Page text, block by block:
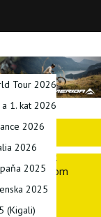
Tour 2026
1. kat 2026
2026
2026
2025
2025
(Kigali)
Sagan